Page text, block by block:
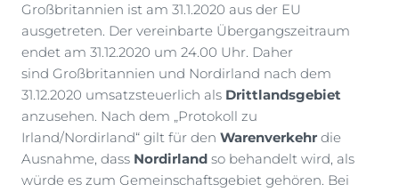
Großbritannien ist am 31.1.2020 aus der EU
ausgetreten. Der vereinbarte Übergangszeitraum
endet am 31.12.2020 um 24.00 Uhr. Daher
sind Großbritannien und Nordirland nach dem
31.12.2020 umsatzsteuerlich als Drittlandsgebiet
anzusehen. Nach dem „Protokoll zu
Irland/Nordirland“ gilt für den Warenverkehr die
Ausnahme, dass Nordirland so behandelt wird, als
würde es zum Gemeinschaftsgebiet gehören. Bei